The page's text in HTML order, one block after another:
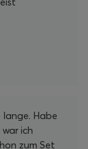
Habe
ich
zum Set